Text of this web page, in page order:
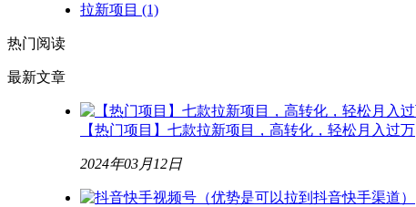
拉新项目 (1)
热门阅读
最新文章
【热门项目】七款拉新项目，高转化，轻松月入过万
2024年03月12日